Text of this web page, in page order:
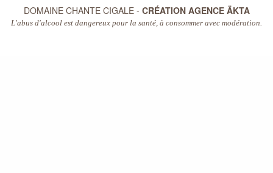
DOMAINE CHANTE CIGALE - CRÉATION AGENCE ÄKTA
L'abus d'alcool est dangereux pour la santé, à consommer avec modération.